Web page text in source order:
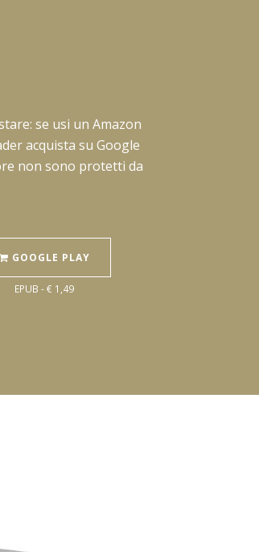
se usi un Amazon
acquista su Google
non sono protetti da
GOOGLE PLAY
EPUB - € 1,49